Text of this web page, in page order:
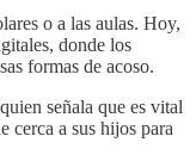
o a las aulas. Hoy,
donde los
formas de acoso.
señala que es vital
cerca a sus hijos para